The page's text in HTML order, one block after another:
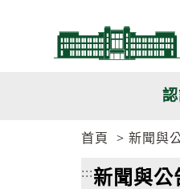
首頁 新聞與
:::新聞與公